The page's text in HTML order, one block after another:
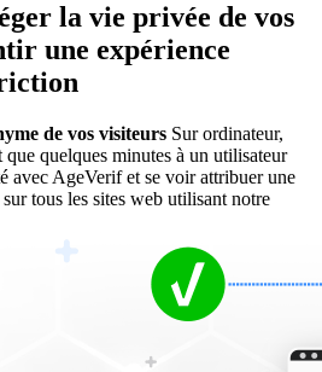
la vie privée de vos
une expérience
de vos visiteurs Sur ordinateur,
quelques minutes à un utilisateur
avec AgeVerif et se voir attribuer une
tous les sites web utilisant notre